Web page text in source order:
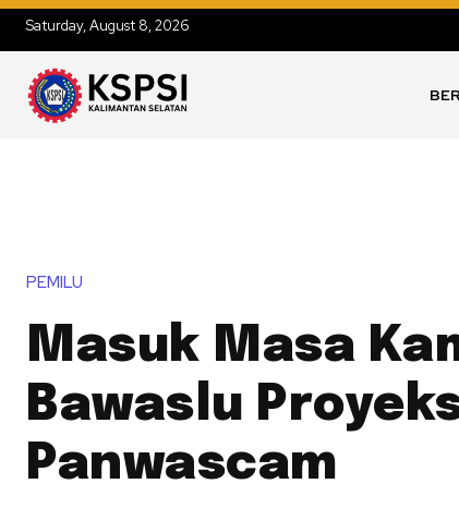
Saturday, August 8, 2026
PEMILU
Masuk Masa
Bawaslu
Panwascam